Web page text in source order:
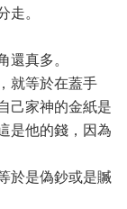
走。
還真多。
就等於在蓋手
己家神的金紙是
是他的錢，因為
於是偽鈔或是贓